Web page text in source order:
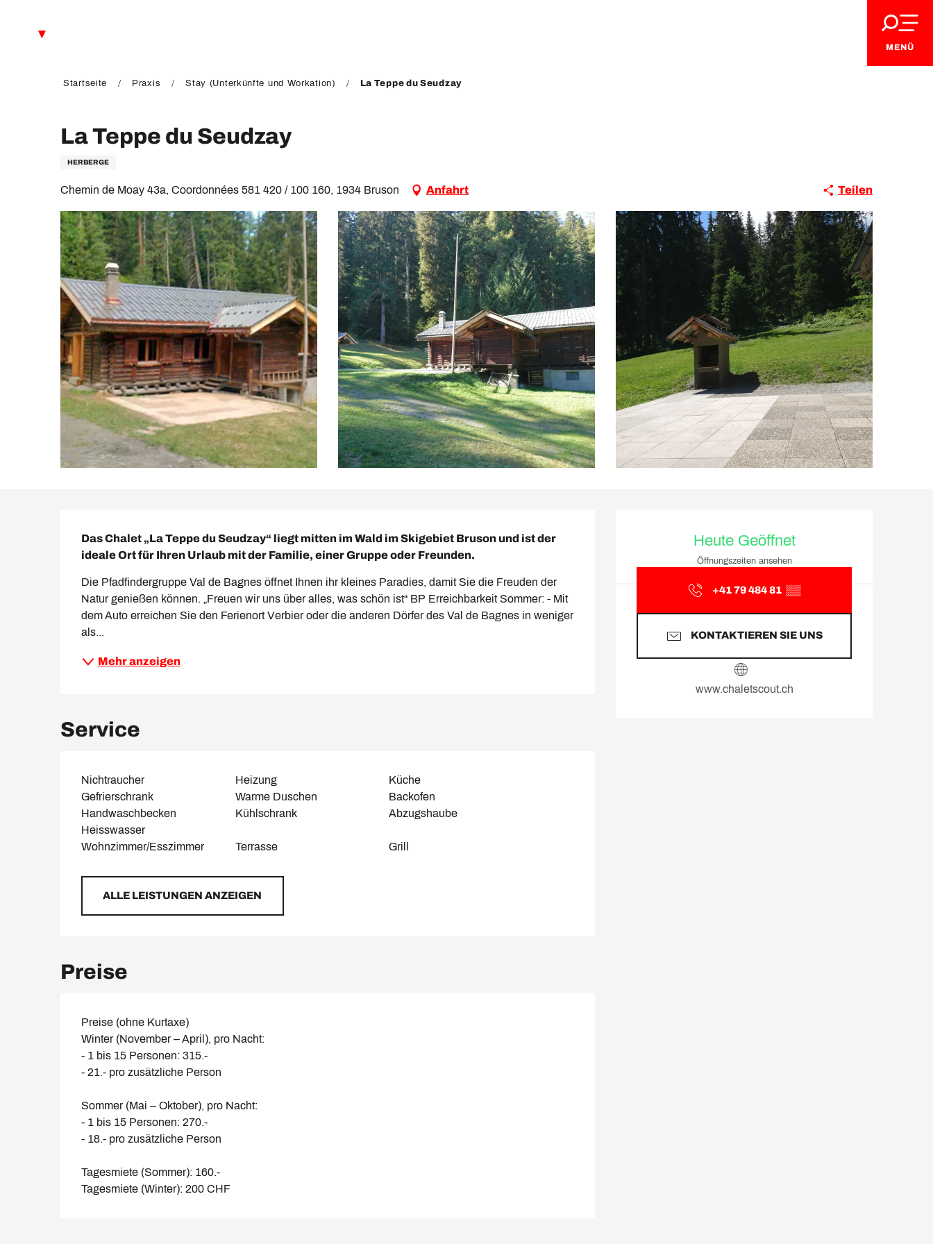
MENÜ
Startseite Praxis Stay (Unterkünfte und Workation) La Teppe du Seudzay
La Teppe du Seudzay
HERBERGE
Chemin de Moay 43a, Coordonnées 581 420 / 100 160, 1934 Bruson Anfahrt Teilen
Heute Geöffnet
Öffnungszeiten ansehen
+41 79 484 81 ▒▒
KONTAKTIEREN SIE UNS
www.chaletscout.ch
Das Chalet „La Teppe du Seudzay“ liegt mitten im Wald im Skigebiet Bruson und ist der
ideale Ort für Ihren Urlaub mit der Familie, einer Gruppe oder Freunden.
Die Pfadfindergruppe Val de Bagnes öffnet Ihnen ihr kleines Paradies, damit Sie die Freuden der
Natur genießen können. „Freuen wir uns über alles, was schön ist“ BP Erreichbarkeit Sommer: - Mit
dem Auto erreichen Sie den Ferienort Verbier oder die anderen Dörfer des Val de Bagnes in weniger
als...
Mehr anzeigen
Service
Nichtraucher Heizung
Küche
Gefrierschrank
Warme Duschen
Backofen
Handwaschbecken
Heisswasser
Kühlschrank Abzugshaube
Wohnzimmer/Esszimmer Terrasse Grill
ALLE LEISTUNGEN ANZEIGEN
Preise
Preise (ohne Kurtaxe)
Winter (November – April), pro Nacht:
- 1 bis 15 Personen: 315.-
- 21.- pro zusätzliche Person
Sommer (Mai – Oktober), pro Nacht:
- 1 bis 15 Personen: 270.-
- 18.- pro zusätzliche Person
Tagesmiete (Sommer): 160.-
Tagesmiete (Winter): 200 CHF